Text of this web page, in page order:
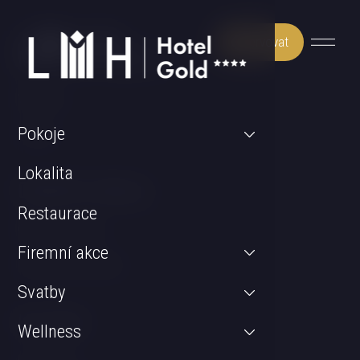
Rezervovat
Pokoje
Lokalita
Restaurace
Firemní akce
Svatby
Wellness
Může Vás zajímat
Pokoje
Obchodní podmínky
Kontakt